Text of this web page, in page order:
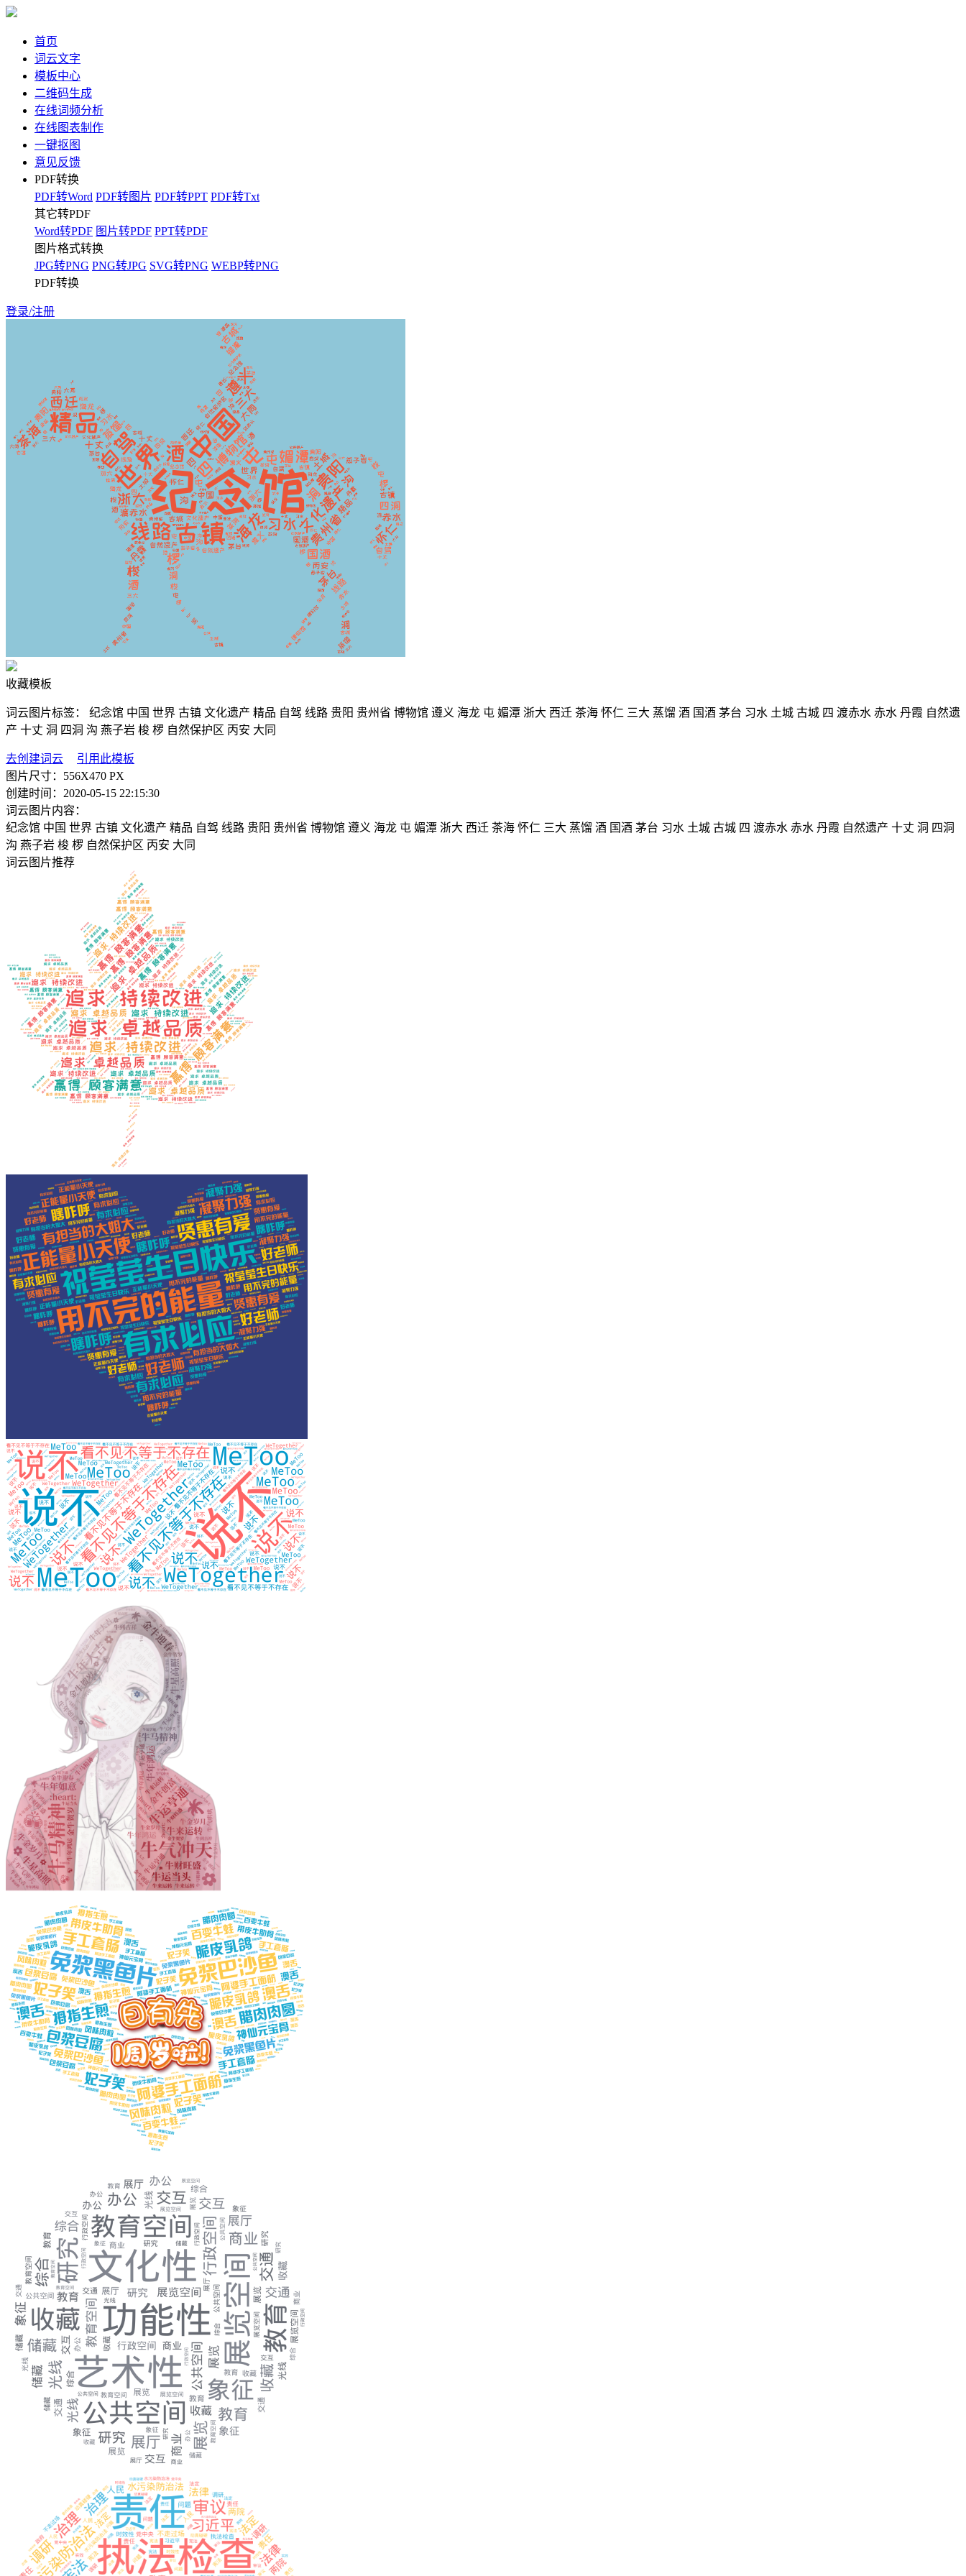
首页
词云文字
模板中心
二维码生成
在线词频分析
在线图表制作
一键抠图
意见反馈
PDF转换
PDF转Word PDF转图片 PDF转PPT PDF转Txt
其它转PDF
Word转PDF 图片转PDF PPT转PDF
图片格式转换
JPG转PNG PNG转JPG SVG转PNG WEBP转PNG
PDF转换
登录/注册
收藏模板
词云图片标签： 纪念馆 中国 世界 古镇 文化遗产 精品 自驾 线路 贵阳 贵州省 博物馆 遵义 海龙 屯 媚潭 浙大 西迁 茶海 怀仁 三大 蒸馏 酒 国酒 茅台 习水 土城 古城 四 渡赤水 赤水 丹霞 自然遗
产 十丈 洞 四洞 沟 燕子岩 梭 椤 自然保护区 丙安 大同
去创建词云
引用此模板
图片尺寸： 556X470 PX
创建时间： 2020-05-15 22:15:30
词云图片内容：
纪念馆 中国 世界 古镇 文化遗产 精品 自驾 线路 贵阳 贵州省 博物馆 遵义 海龙 屯 媚潭 浙大 西迁 茶海 怀仁 三大 蒸馏 酒 国酒 茅台 习水 土城 古城 四 渡赤水 赤水 丹霞 自然遗产 十丈 洞 四洞
沟 燕子岩 梭 椤 自然保护区 丙安 大同
词云图片推荐